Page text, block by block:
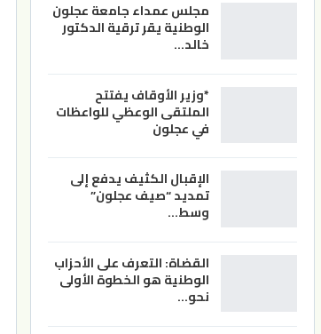
مجلس عمداء جامعة عجلون
الوطنية يقر ترقية الدكتور
خالد…
*وزير الأوقاف يفتتح
الملتقى الوعظي للواعظات
في عجلون
الإقبال الكثيف يدفع إلى
تمديد “صيف عجلون”
وسط…
القضاة: التعرف على الأحزاب
الوطنية هو الخطوة الأولى
نحو…